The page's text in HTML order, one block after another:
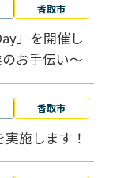
香取市
」を開催し
お手伝い～
香取市
施します！